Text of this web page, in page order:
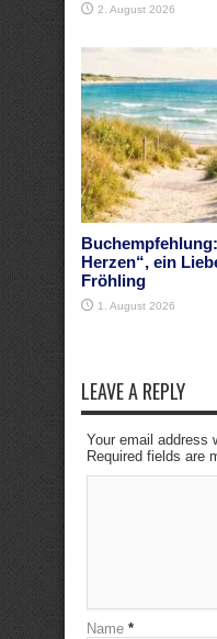
2. August 2026
Herzen“, ein
Fröhling
1. August 2026
LEAVE A REPLY
Your email address
Required fields are
Name *